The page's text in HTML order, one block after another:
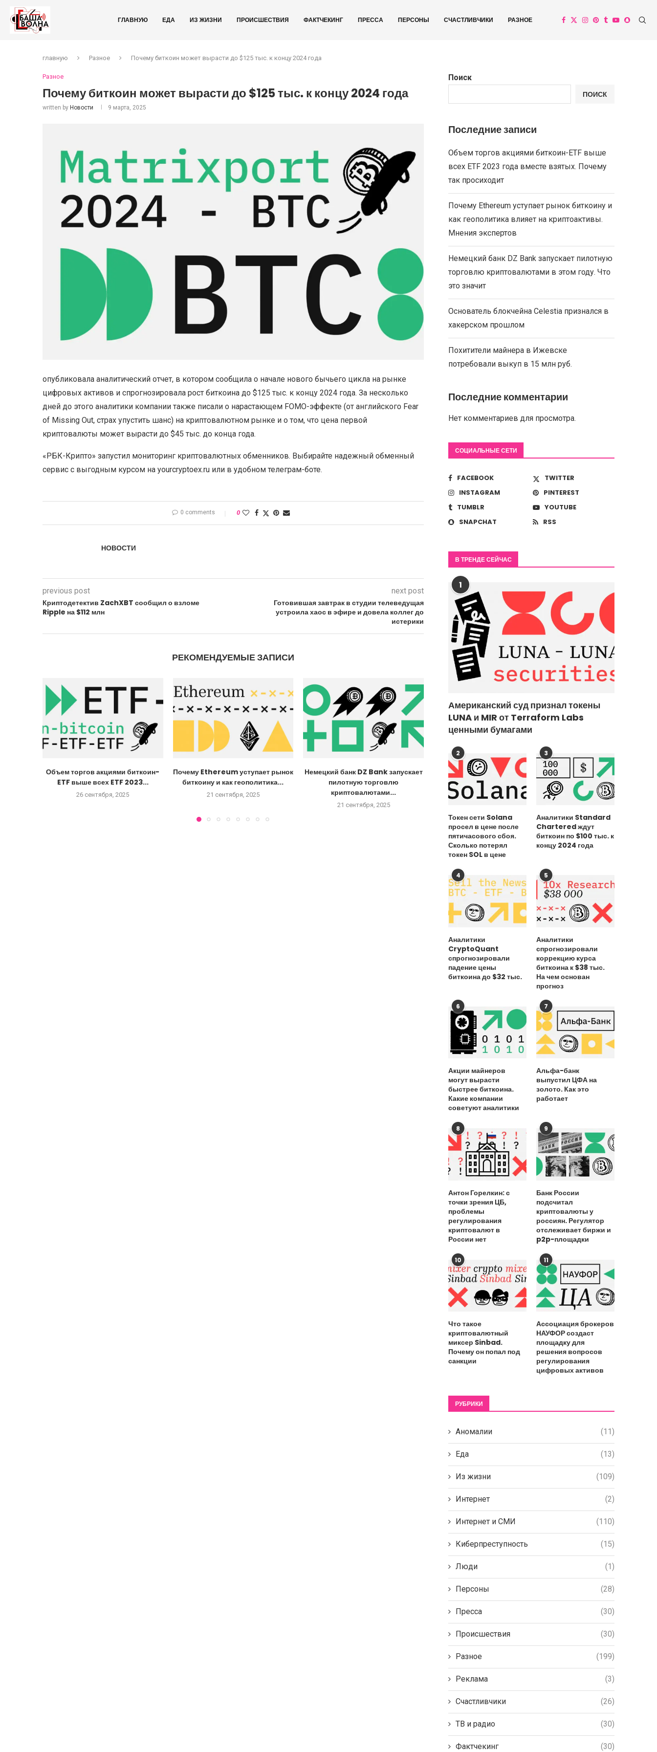
ГЛАВНУЮ ЕДА ИЗ ЖИЗНИ ПРОИСШЕСТВИЯ ФАКТЧЕКИНГ ПРЕССА ПЕРСОНЫ СЧАСТЛИВЧИКИ РАЗНОЕ
главную Разное Почему биткоин может вырасти до $125 тыс. к концу 2024 года
Разное
Почему биткоин может вырасти до $125 тыс. к концу 2024 года
written by Новости 9 марта, 2025
опубликовала аналитический отчет, в котором сообщила о начале нового бычьего цикла на рынке
цифровых активов и спрогнозировала рост биткоина до $125 тыс. к концу 2024 года. За несколько
дней до этого аналитики компании также писали о нарастающем FOMO-эффекте (от английского Fear
of Missing Out, страх упустить шанс) на криптовалютном рынке и о том, что цена первой
криптовалюты может вырасти до $45 тыс. до конца года.
«РБК-Крипто» запустил мониторинг криптовалютных обменников. Выбирайте надежный обменный
сервис с выгодным курсом на yourcryptoex.ru или в удобном телеграм-боте.
0 comments 0
НОВОСТИ
previous post
Криптодетектив ZachXBT сообщил о взломе
Ripple на $112 млн
next post
Готовившая завтрак в студии телеведущая
устроила хаос в эфире и довела коллег до
истерики
РЕКОМЕНДУЕМЫЕ ЗАПИСИ
Объем торгов акциями биткоин-
ETF выше всех ETF 2023...
26 сентября, 2025
Почему Ethereum уступает рынок
биткоину и как геополитика...
21 сентября, 2025
Немецкий банк DZ Bank запускает
пилотную торговлю
криптовалютами...
21 сентября, 2025
Основатель блокчейна Celestia
признался в хакерском прошлом
20 сентября, 2025
Похитители майнера в
потребовали выкуп в
15 сентября, 2025
Поиск
ПОИСК
Последние записи
Объем торгов акциями биткоин-ETF выше
всех ETF 2023 года вместе взятых. Почему
так просиходит
Почему Ethereum уступает рынок биткоину и
как геополитика влияет на криптоактивы.
Мнения экспертов
Немецкий банк DZ Bank запускает пилотную
торговлю криптовалютами в этом году. Что
это значит
Основатель блокчейна Celestia признался в
хакерском прошлом
Похитители майнера в Ижевске
потребовали выкуп в 15 млн руб.
Последние комментарии
Нет комментариев для просмотра.
СОЦИАЛЬНЫЕ СЕТИ
FACEBOOK
TWITTER
INSTAGRAM
PINTEREST
TUMBLR
YOUTUBE
SNAPCHAT
RSS
В ТРЕНДЕ СЕЙЧАС
1
Американский суд признал токены
LUNA и MIR от Terraform Labs
ценными бумагами
2
Токен сети Solana
просел в цене после
пятичасового сбоя.
Сколько потерял
токен SOL в цене
3
Аналитики Standard
Chartered ждут
биткоин по $100 тыс. к
концу 2024 года
4
Аналитики
CryptoQuant
спрогнозировали
падение цены
биткоина до $32 тыс.
5
Аналитики
спрогнозировали
коррекцию курса
биткоина к $38 тыс.
На чем основан
прогноз
6
Акции майнеров
могут вырасти
быстрее биткоина.
Какие компании
советуют аналитики
7
Альфа-банк
выпустил ЦФА на
золото. Как это
работает
8
Антон Горелкин: с
точки зрения ЦБ,
проблемы
регулирования
криптовалют в
России нет
9
Банк России
подсчитал
криптовалюты у
россиян. Регулятор
отслеживает биржи и
p2p-площадки
10
Что такое
криптовалютный
миксер Sinbad.
Почему он попал под
санкции
11
Ассоциация брокеров
НАУФОР создаст
площадку для
решения вопросов
регулирования
цифровых активов
РУБРИКИ
Аномалии (11)
Еда (13)
Из жизни (109)
Интернет (2)
Интернет и СМИ (110)
Киберпреступность (15)
Люди (1)
Персоны (28)
Пресса (30)
Происшествия (30)
Разное (199)
Реклама (3)
Счастливчики (26)
ТВ и радио (30)
Фактчекинг (30)